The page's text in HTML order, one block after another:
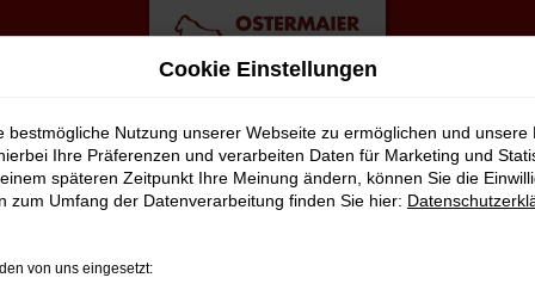
Top Angebote
– IN TOPFORM FÜR
Cookie Einstellungen
bestmögliche Nutzung unserer Webseite zu ermöglichen und unsere
Ihre Präferenzen und verarbeiten Daten für Marketing und
späteren Zeitpunkt Ihre Meinung ändern, können Sie die
zum Umfang der Datenverarbeitung finden Sie hier:
von uns eingesetzt: